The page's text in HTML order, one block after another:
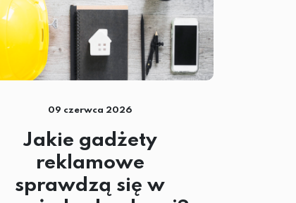
09 czerwca 2026
Jakie gadżety
reklamowe
sprawdzą się w